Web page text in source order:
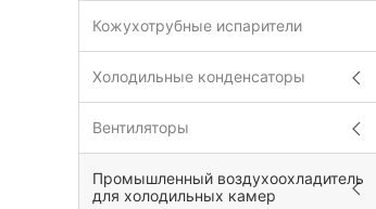
Кожухотрубные испарители
Холодильные конденсаторы
Вентиляторы
Промышленный воздухоохладитель
для холодильных камер